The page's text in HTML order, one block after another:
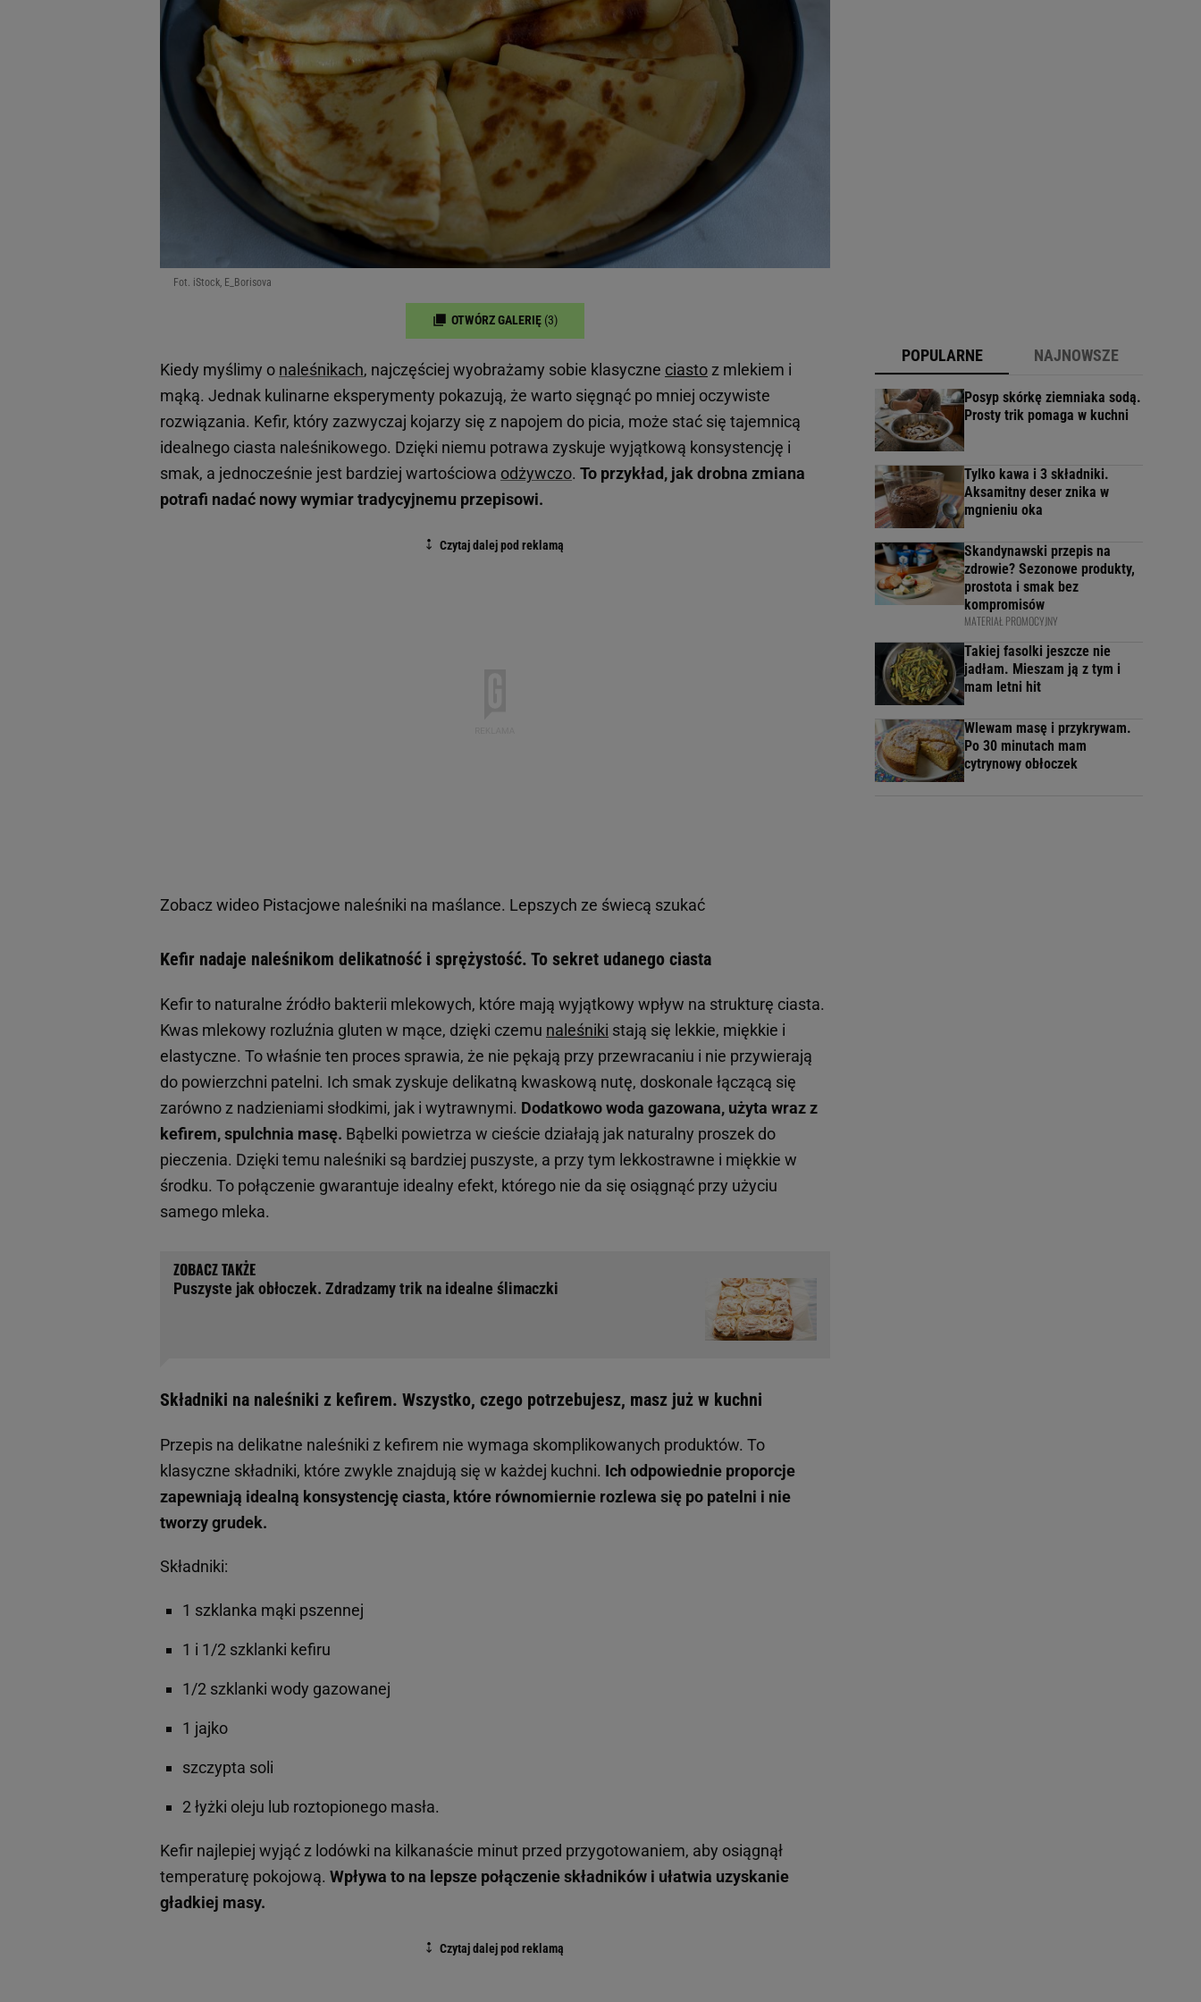
Fot. iStock, E_Borisova
OTWÓRZ GALERIĘ (3)
Kiedy myślimy o naleśnikach, najczęściej wyobrażamy sobie klasyczne ciasto z mlekiem i
mąką. Jednak kulinarne eksperymenty pokazują, że warto sięgnąć po mniej oczywiste
rozwiązania. Kefir, który zazwyczaj kojarzy się z napojem do picia, może stać się tajemnicą
idealnego ciasta naleśnikowego. Dzięki niemu potrawa zyskuje wyjątkową konsystencję i
smak, a jednocześnie jest bardziej wartościowa odżywczo. To przykład, jak drobna zmiana
potrafi nadać nowy wymiar tradycyjnemu przepisowi.
Zobacz wideo Pistacjowe naleśniki na maślance. Lepszych ze świecą szukać
Kefir nadaje naleśnikom delikatność i sprężystość. To sekret udanego ciasta
Kefir to naturalne źródło bakterii mlekowych, które mają wyjątkowy wpływ na strukturę ciasta.
Kwas mlekowy rozluźnia gluten w mące, dzięki czemu naleśniki stają się lekkie, miękkie i
elastyczne. To właśnie ten proces sprawia, że nie pękają przy przewracaniu i nie przywierają
do powierzchni patelni. Ich smak zyskuje delikatną kwaskową nutę, doskonale łączącą się
zarówno z nadzieniami słodkimi, jak i wytrawnymi. Dodatkowo woda gazowana, użyta wraz z
kefirem, spulchnia masę. Bąbelki powietrza w cieście działają jak naturalny proszek do
pieczenia. Dzięki temu naleśniki są bardziej puszyste, a przy tym lekkostrawne i miękkie w
środku. To połączenie gwarantuje idealny efekt, którego nie da się osiągnąć przy użyciu
samego mleka.
Puszyste jak obłoczek. Zdradzamy trik na idealne ślimaczki
Składniki na naleśniki z kefirem. Wszystko, czego potrzebujesz, masz już w kuchni
Przepis na delikatne naleśniki z kefirem nie wymaga skomplikowanych produktów. To
klasyczne składniki, które zwykle znajdują się w każdej kuchni. Ich odpowiednie proporcje
zapewniają idealną konsystencję ciasta, które równomiernie rozlewa się po patelni i nie
tworzy grudek.
Składniki:
1 szklanka mąki pszennej
1 i 1/2 szklanki kefiru
1/2 szklanki wody gazowanej
1 jajko
szczypta soli
2 łyżki oleju lub roztopionego masła.
Kefir najlepiej wyjąć z lodówki na kilkanaście minut przed przygotowaniem, aby osiągnął
temperaturę pokojową. Wpływa to na lepsze połączenie składników i ułatwia uzyskanie
gładkiej masy.
POPULARNE NAJNOWSZE
Posyp skórkę ziemniaka sodą.
Prosty trik pomaga w kuchni
Tylko kawa i 3 składniki.
Aksamitny deser znika w
mgnieniu oka
Skandynawski przepis na
zdrowie? Sezonowe produkty,
prostota i smak bez
kompromisów
MATERIAŁ PROMOCYJNY
Takiej fasolki jeszcze nie
jadłam. Mieszam ją z tym i
mam letni hit
Wlewam masę i przykrywam.
Po 30 minutach mam
cytrynowy obłoczek